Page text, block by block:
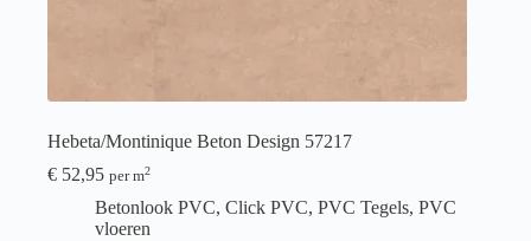
Hebeta/Montinique Beton Design 57217
€ 52,95 per m2
Betonlook PVC, Click PVC, PVC Tegels, PVC
vloeren